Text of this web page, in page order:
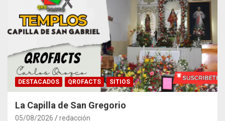
DESTACADOS QROFACTS SITIOS
La Capilla de San Gregorio
05/08/2026 redacción